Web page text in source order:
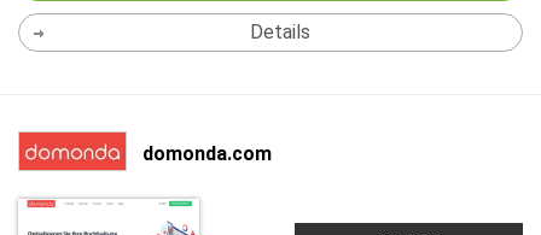
Details
domonda.com